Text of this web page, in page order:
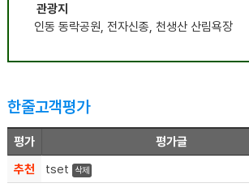
관광지
인동 동락공원, 전자신종, 천생산 산림욕장
한줄고객평가
평가 평가글
추천
tset 삭제